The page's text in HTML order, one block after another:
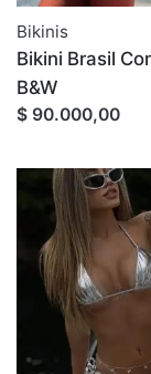
Bikinis
Bikini Brasil
B&W
$ 90.000,00